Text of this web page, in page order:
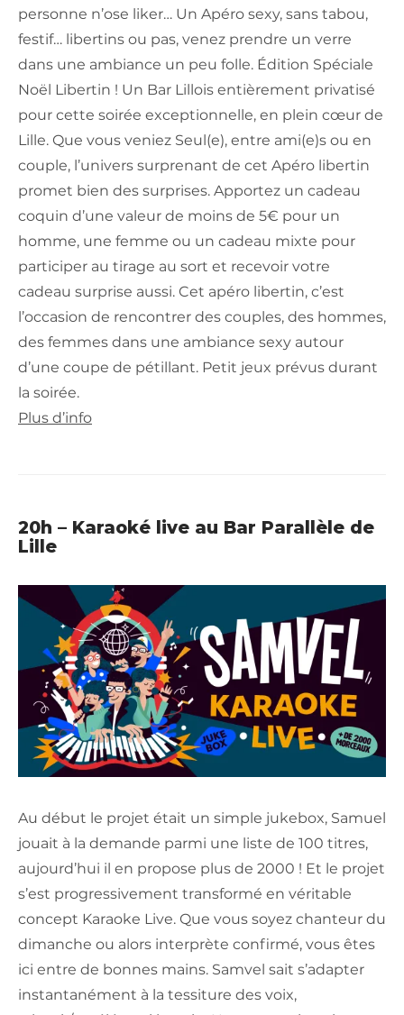
personne n’ose liker… Un Apéro sexy, sans tabou,
festif… libertins ou pas, venez prendre un verre
dans une ambiance un peu folle. Édition Spéciale
Noël Libertin ! Un Bar Lillois entièrement privatisé
pour cette soirée exceptionnelle, en plein cœur de
Lille. Que vous veniez Seul(e), entre ami(e)s ou en
couple, l’univers surprenant de cet Apéro libertin
promet bien des surprises. Apportez un cadeau
coquin d’une valeur de moins de 5€ pour un
homme, une femme ou un cadeau mixte pour
participer au tirage au sort et recevoir votre
cadeau surprise aussi. Cet apéro libertin, c’est
l’occasion de rencontrer des couples, des hommes,
des femmes dans une ambiance sexy autour
d’une coupe de pétillant. Petit jeux prévus durant
la soirée.
Plus d’info
20h – Karaoké live au Bar Parallèle de
Lille
Au début le projet était un simple jukebox, Samuel
jouait à la demande parmi une liste de 100 titres,
aujourd’hui il en propose plus de 2000 ! Et le projet
s’est progressivement transformé en véritable
concept Karaoke Live. Que vous soyez chanteur du
dimanche ou alors interprète confirmé, vous êtes
ici entre de bonnes mains. Samvel sait s’adapter
instantanément à la tessiture des voix,